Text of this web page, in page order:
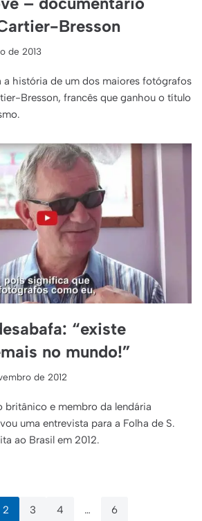
Bresson
de 2013
a história de um dos maiores fotógrafos
Bresson, francês que ganhou o título
“existe
no mundo!”
de 2012
britânico e membro da lendária
uma entrevista para a Folha de S.
ao Brasil em 2012.
2 3 4 … 6